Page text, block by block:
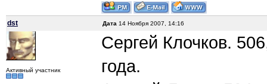
dst Дата 14 Ноября 2007, 14:16
Активный участник
Cергей Клочков.
года.